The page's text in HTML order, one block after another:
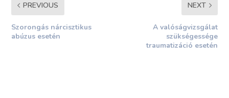
PREVIOUS
Szorongás nárcisztikus
abúzus esetén
NEXT
A valóságvizsgálat
szükségessége
traumatizáció esetén